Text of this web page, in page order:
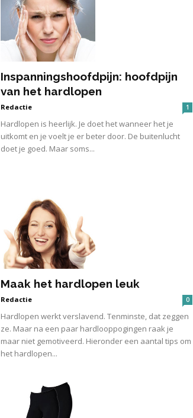
Inspanningshoofdpijn: hoofdpijn
van het hardlopen
Redactie 1
Hardlopen is heerlijk. Je doet het wanneer het je
uitkomt en je voelt je er beter door. De buitenlucht
doet je goed. Maar soms...
Maak het hardlopen leuk
Redactie 0
Hardlopen werkt verslavend. Tenminste, dat zeggen
ze. Maar na een paar hardlooppogingen raak je
maar niet gemotiveerd. Hieronder een aantal tips om
het hardlopen...